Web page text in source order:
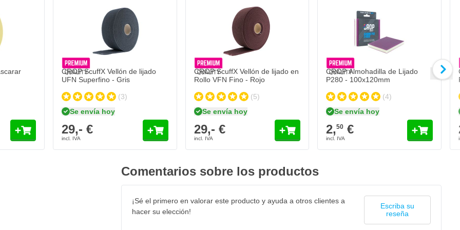
imprima con una imprimación
CROP ScuffX Vellón de lijado
UFN Superfino - Gris
(3)
Se envía hoy
29,- €
CROP ScuffX Vellón de lijado en
Rollo VFN Fino - Rojo
(5)
Se envía hoy
29,- €
CROP Almohadilla de Lijado
P280 - 100x120mm
(4)
Se envía hoy
2,50 €
Comentarios sobre los productos
¡Sé el primero en valorar este producto y ayuda a otros clientes a
hacer su elección!
Escriba su
reseña